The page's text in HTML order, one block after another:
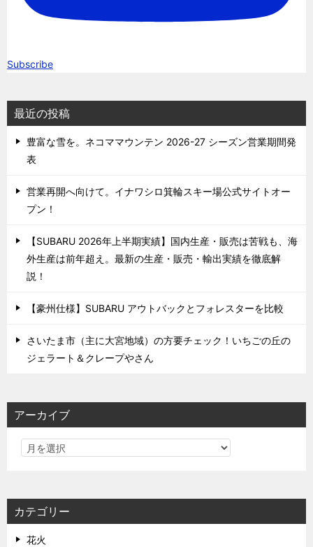
Subscribe
最近の投稿
豊富な雪を。ネコママウンテン 2026-27 シーズン営業期間発
表
営業再開へ向けて。イナワシロ箕輪スキー場公式サイトオー
プン！
【SUBARU 2026年上半期実績】国内生産・販売は苦戦も、海
外生産は前年超え。最新の生産・販売・輸出実績を徹底解
説！
【豪州仕様】SUBARU アウトバックとフォレスターを比較
さいたま市（主に大宮地域）の方要チェック！いちごの丘の
ジェラート＆クレープやさん
アーカイブ
カテゴリー
花火